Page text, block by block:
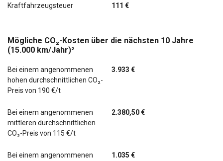
Kraftfahrzeugsteuer 111 €
Mögliche CO₂-Kosten über die nächsten 10 Jahre
(15.000 km/Jahr)²
Bei einem angenommenen
hohen durchschnittlichen CO₂-
Preis von 190 €/t
3.933 €
Bei einem angenommenen
mittleren durchschnittlichen
CO₂-Preis von 115 €/t
2.380,50 €
Bei einem angenommenen
1.035 €